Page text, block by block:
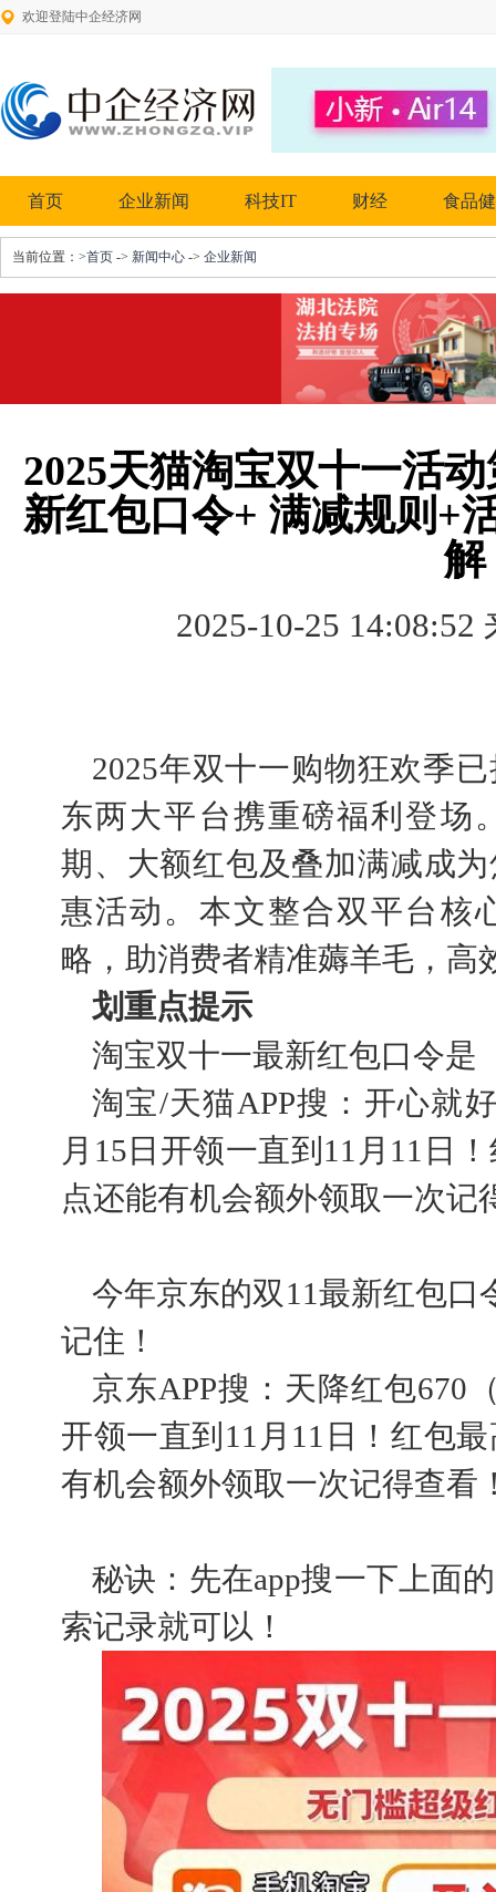
欢迎登陆中企经济网
首页 企业新闻 科技IT 财经 食品
当前位置： >首页 -> 新闻中心 -> 企业新闻
2025天猫淘宝双十一活
新红包口令+ 满减规则+
解
2025-10-25 14:08:52
2025年双十一购物狂欢季
东两大平台携重磅福利登场
期、大额红包及叠加满减成
惠活动。本文整合双平台核
略，助消费者精准薅羊毛，高
划重点提示
淘宝双十一最新红包口令是
淘宝/天猫APP搜：开心就
月15日开领一直到11月11日
点还能有机会额外领取一次记
今年京东的双11最新红包口
记住！
京东APP搜：天降红包670
开领一直到11月11日！红包
有机会额外领取一次记得查看
秘诀：先在app搜一下上面
索记录就可以！